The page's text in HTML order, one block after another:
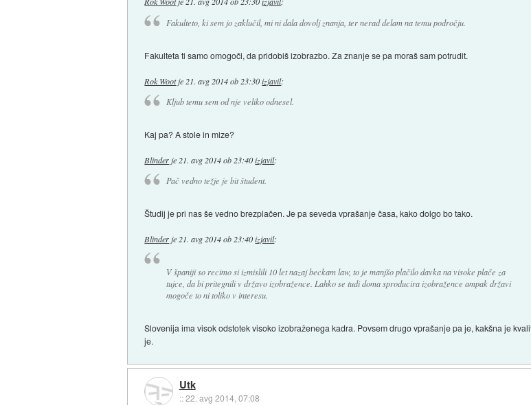
Fakulteto, ki sem jo zaklučil, mi ni dala dovolj znanja, ter nerad delam na temu področju.
Fakulteta ti samo omogoči, da pridobiš izobrazbo. Za znanje se pa moraš sam potrudit.
Rok Wootje 21. avg 2014 ob 23:30 izjavil:
Kljub temu sem od nje veliko odnesel.
Kaj pa? A stole in mize?
Blinder je 21. avg 2014 ob 23:40 izjavil:
Pač vedno težje je bit študent.
Študij je pri nas še vedno brezplačen. Je pa seveda vprašanje časa, kako dolgo bo tako.
Blinderje21. avg 2014 ob 23:40 izjavil:
V španiji so recimo si izmislili 10 let nazaj beckam law, to je manjšo plačilo davka na visoke plače za
tujce, da bi pritegnili v državo izobražence. Lahko se tudi doma sproducira izobražence ampak državi
mogoče to ni toliko v interesu.
Slovenija ima visok odstotek visoko izobraženega kadra. Povsem drugo vprašanje pa je, kakšna je
je.
Utk
::22. avg 2014, 07:08